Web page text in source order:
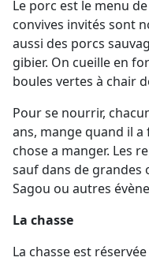
Le porc est le menu
convives invités sont
aussi des porcs
gibier. On cueille en
boules vertes à chair
Pour se nourrir,
ans, mange quand il
chose a manger. Les
sauf dans de grandes
Sagou ou autres
La chasse
La chasse est